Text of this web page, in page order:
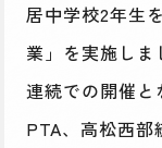
居中学校2年生
業」を実施し
連続での開催と
PTA、高松西部